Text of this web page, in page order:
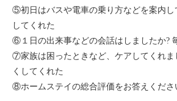
⑤初日はバスや電車の乗り方などを案内
してくれた
⑥１日の出来事などの会話はしましたか?
⑦家族は困ったときなど、ケアしてくれ
くしてくれた
⑧ホームステイの総合評価をお答えくださ